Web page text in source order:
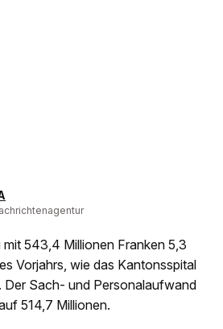
mit 543,4 Millionen Franken 5,3
Vorjahrs, wie das Kantonsspital
Der Sach- und Personalaufwand
514,7 Millionen.